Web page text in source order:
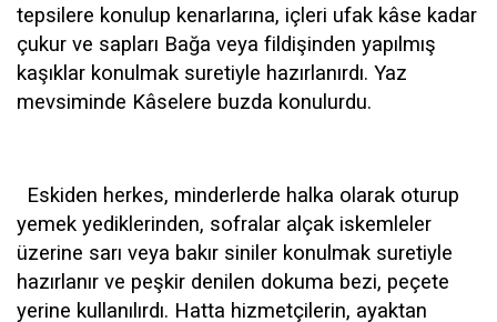
tepsilere konulup kenarlarına, içleri ufak kâse kadar
çukur ve sapları Bağa veya fildişinden yapılmış
kaşıklar konulmak suretiyle hazırlanırdı. Yaz
mevsiminde Kâselere buzda konulurdu.
Eskiden herkes, minderlerde halka olarak oturup
yemek yediklerinden, sofralar alçak iskemleler
üzerine sarı veya bakır siniler konulmak suretiyle
hazırlanır ve peşkir denilen dokuma bezi, peçete
yerine kullanılırdı. Hatta hizmetçilerin, ayaktan